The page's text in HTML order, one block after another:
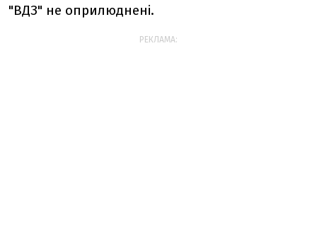
"ВДЗ" не оприлюднені.
РЕКЛАМА: